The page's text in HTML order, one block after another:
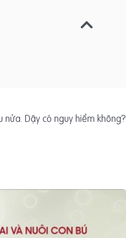
Dậy có nguy hiểm không?